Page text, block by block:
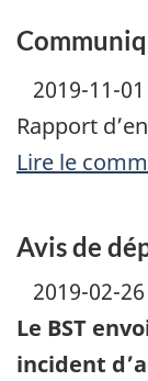
2019-11-01
Rapport
Lire le
Avis de
2019-02-26
Le BST
incident